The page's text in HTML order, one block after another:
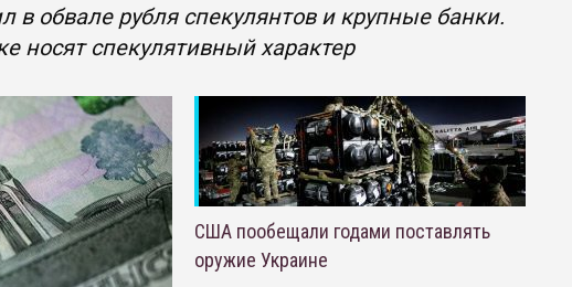
в обвале рубля спекулянтов и крупные банки.
носят спекулятивный характер
США пообещали годами поставлять
оружие Украине